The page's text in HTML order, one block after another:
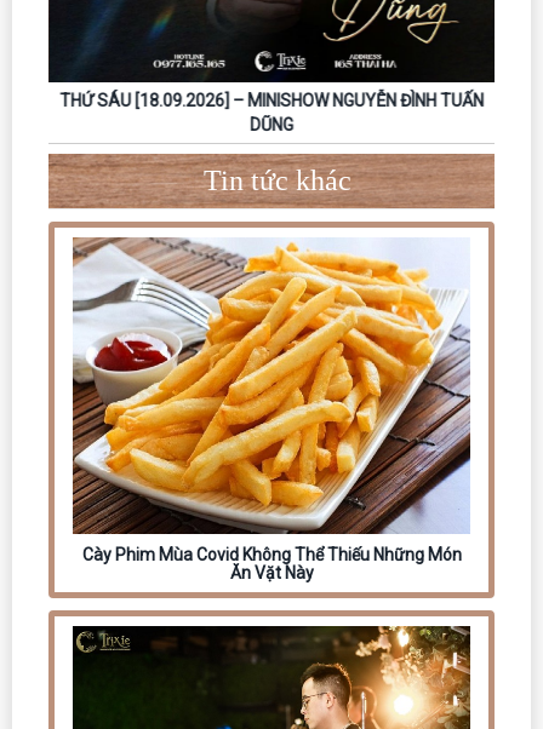
THỨ SÁU [18.09.2026] – MINISHOW NGUYỄN ĐÌNH TUẤN
DŨNG
Tin tức khác
Cày Phim Mùa Covid Không Thể Thiếu Những Món
Ăn Vặt Này